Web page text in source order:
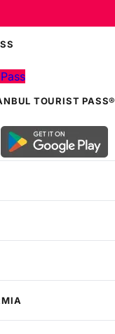
TOURIST PASS®